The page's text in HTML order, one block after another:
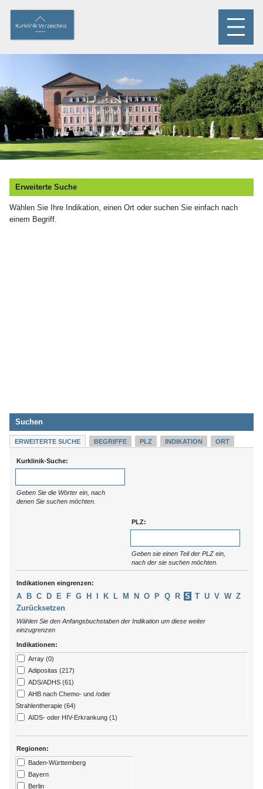
Erweiterte Suche
Wählen Sie Ihre Indikation, einen Ort oder suchen Sie einfach nach
einem Begriff.
Suchen
ERWEITERTE SUCHE BEGRIFFE PLZ INDIKATION ORT
Kurklinik-Suche:
Geben Sie die Wörter ein, nach
denen Sie suchen möchten.
PLZ:
Geben sie einen Teil der PLZ ein,
nach der sie suchen möchten.
Indikationen eingrenzen:
A B C D E F G H K L M N O P Q R S T U V W Z
Zurücksetzen
Wählen Sie den Anfangsbuchstaben der Indikation um diese weiter
einzugrenzen
Indikationen:
Array (0)
Adipositas (217)
ADS/ADHS (61)
AHB nach Chemo- und /oder
Strahlentherapie (64)
AIDS- oder HIV-Erkrankung (1)
Alzheimer (13)
Amputation (176)
Angststörungen (273)
Regionen:
Baden-Württemberg
Bayern
Berlin